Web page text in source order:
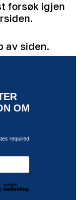
forsøk igjen
av siden.
OM
required